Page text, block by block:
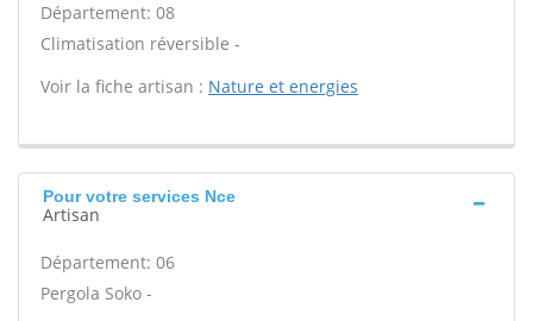
Département: 08
Climatisation réversible -
Voir la fiche artisan : Nature et energies
Pour votre services Nce
Artisan
Département: 06
Pergola Soko -